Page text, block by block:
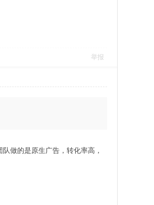
举报
做的是原生广告，转化率高，